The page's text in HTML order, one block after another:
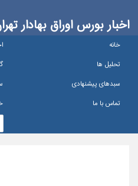
اخبار بورس اوراق بهادار
خانه
تحلیل ها
سبدهای پیشنهادی
تماس با ما